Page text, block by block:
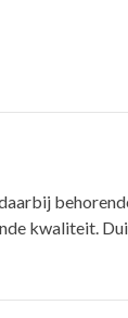
kwaliteit.